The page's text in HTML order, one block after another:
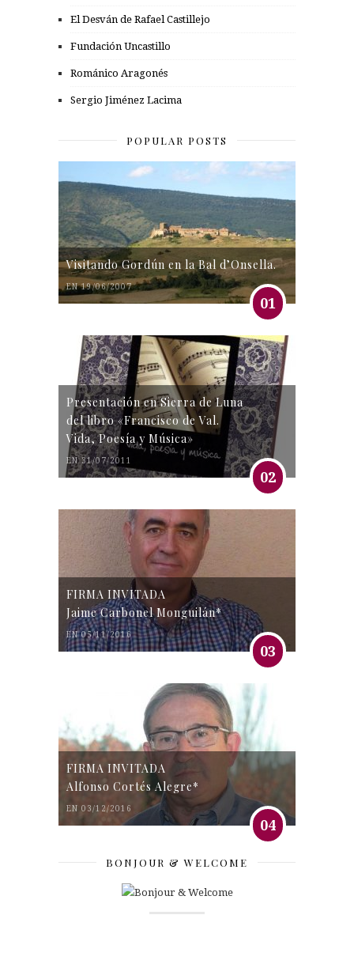
El Desván de Rafael Castillejo
Fundación Uncastillo
Románico Aragonés
Sergio Jiménez Lacima
POPULAR POSTS
Visitando Gordún en la Bal d’Onsella.
EN 19/06/2007
01
Presentación en Sierra de Luna
del libro «Francisco de Val.
Vida, Poesía y Música»
EN 31/07/2011
02
FIRMA INVITADA
Jaime Carbonel Monguilán*
EN 05/11/2016
03
FIRMA INVITADA
Alfonso Cortés Alegre*
EN 03/12/2016
04
BONJOUR & WELCOME